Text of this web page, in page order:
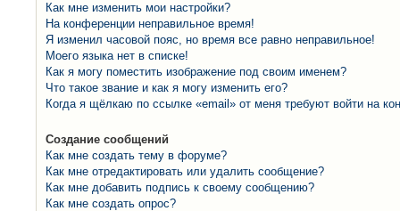
Как мне изменить мои настройки?
На конференции неправильное время!
Я изменил часовой пояс, но время все равно неправильное!
Моего языка нет в списке!
Как я могу поместить изображение под своим именем?
Что такое звание и как я могу изменить его?
Когда я щёлкаю по ссылке «email» от меня требуют войти на
Создание сообщений
Как мне создать тему в форуме?
Как мне отредактировать или удалить сообщение?
Как мне добавить подпись к своему сообщению?
Как мне создать опрос?